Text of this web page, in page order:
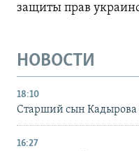
защиты прав
НОВОСТИ
18:10
Старший сын Кадырова
16:27